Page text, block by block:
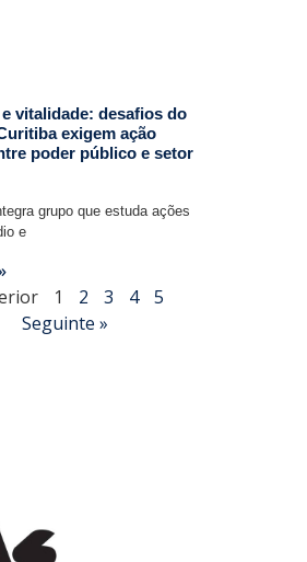
vitalidade: desafios do
exigem ação
poder público e setor
grupo que estuda ações
e
1 2 3 4
5
Seguinte »